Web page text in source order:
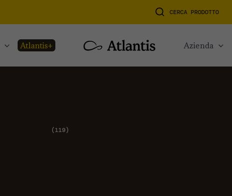
CERCA PRODOTTO
atlantis+ azienda
119